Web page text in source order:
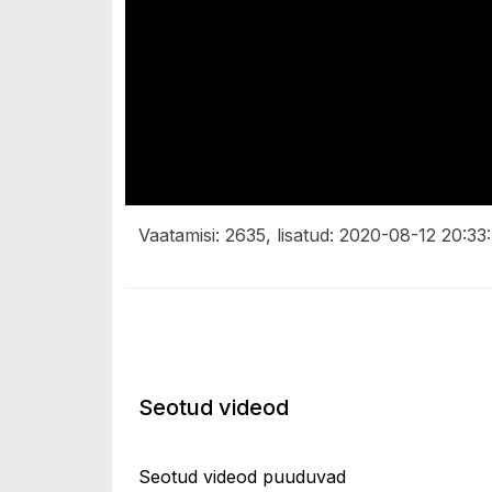
Vaatamisi: 2635, lisatud: 2020-08-12
Seotud videod
Seotud videod puuduvad